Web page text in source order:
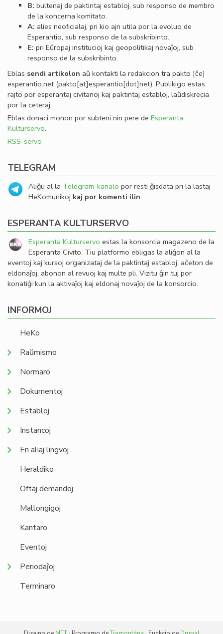
B: bultenaj de paktintaj establoj, sub responso de membro
de la koncerna komitato.
A: alies neoﬁcialaj, pri kio ajn utila por la evoluo de
Esperantio, sub responso de la subskribinto.
E: pri Eŭropaj institucioj kaj geopolitikaj novaĵoj, sub
responso de la subskribinto.
Eblas sendi artikolon aŭ kontakti la redakcion tra pakto [ĉe]
esperantio.net(pakto[at]esperantio[dot]net). Publikigo estas
rajto por esperantaj civitanoj kaj paktintaj establoj, laŭdiskrecia
por la ceteraj.
Eblas donaci monon por subteni nin pere de Esperanta
Kulturservo.
RSS-servo
TELEGRAM
Aliĝu al la Telegram-kanalo por resti ĝisdata pri la lastaj
HeKomunikoj kaj por komenti ilin.
ESPERANTA KULTURSERVO
Esperanta Kulturservo estas la konsorcia magazeno de la
Esperanta Civito. Tiu platformo ebligas la aliĝon al la
eventoj kaj kursoj organizataj de la paktintaj establoj, aĉeton de
eldonaĵoj, abonon al revuoj kaj multe pli. Vizitu ĝin tuj por
konatiĝi kun la aktivaĵoj kaj eldonaj novaĵoj de la konsorcio.
INFORMOJ
HeKo
Raŭmismo
Normaro
Dokumentoj
Establoj
Instancoj
En aliaj lingvoj
Heraldiko
Oftaj demandoj
Mallongigoj
Kantaro
Eventoj
Periodaĵoj
Terminaro